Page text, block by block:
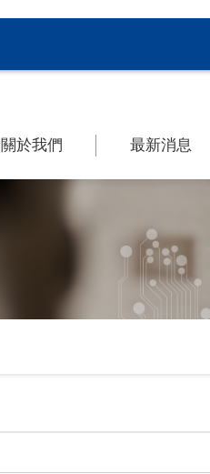
關於我們 最新消息